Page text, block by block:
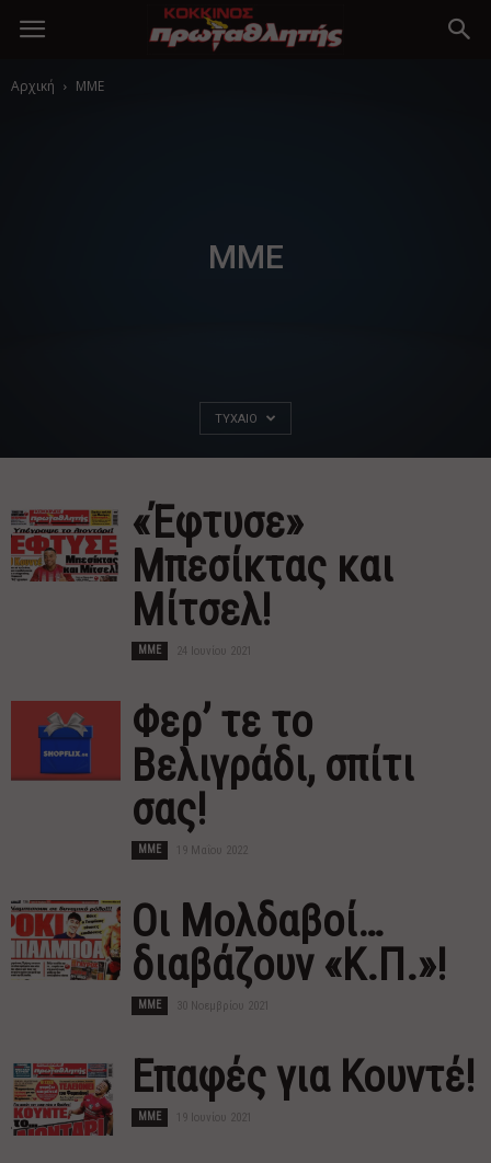
Αρχική MME
MME
ΤΥΧΑΊΟ
«Έφτυσε»
Μπεσίκτας και
Μίτσελ!
MME 24 Ιουνίου 2021
Φερ’ τε το
Βελιγράδι, σπίτι
σας!
MME 19 Μαΐου 2022
Οι Μολδαβοί…
διαβάζουν «Κ.Π.»!
MME 30 Νοεμβρίου 2021
Επαφές για Κουντέ!
MME 19 Ιουνίου 2021